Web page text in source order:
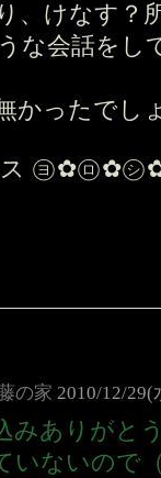
、けなす？
な会話をし
かったでし
ス ㋵✿㋺✿
の家 2010/12/29(
みありがと
いないので